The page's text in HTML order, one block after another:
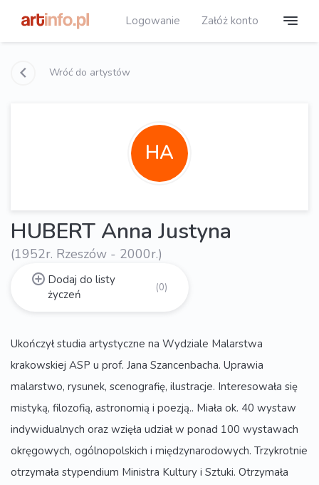
Logowanie Załóż konto
Wróć do artystów
HA
HUBERT Anna Justyna
(1952r. Rzeszów - 2000r.)
Dodaj do listy
życzeń
(0)
Ukończył studia artystyczne na Wydziale Malarstwa
krakowskiej ASP u prof. Jana Szancenbacha. Uprawia
malarstwo, rysunek, scenografię, ilustracje. Interesowała się
mistyką, filozofią, astronomią i poezją.. Miała ok. 40 wystaw
indywidualnych oraz wzięła udział w ponad 100 wystawach
okręgowych, ogólnopolskich i międzynarodowych. Trzykrotnie
otrzymała stypendium Ministra Kultury i Sztuki. Otrzymała